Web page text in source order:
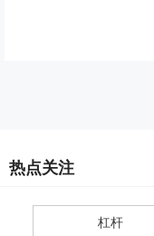
热点关注
杠杆